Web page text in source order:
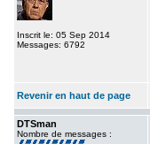
Inscrit le: 05 Sep 2014
Messages: 6792
Revenir en haut de page
DTSman
Nombre de messages :